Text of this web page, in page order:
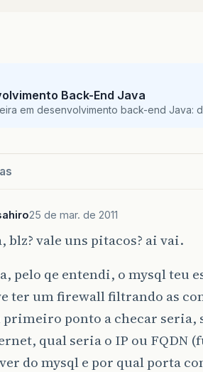
Back-End Java
em desenvolvimento back-end Java:
25 de mar. de 2011
blz? vale uns pitacos? ai vai.
pelo qe entendi, o mysql teu
ter um firewall filtrando as
ponto a checar seria,
qual seria o IP ou FQDN
do mysql e por qual porta